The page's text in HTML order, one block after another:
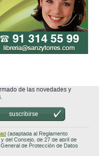
de las novedades y
.
suscribirse
(adaptada al Reglamento
del Consejo, de 27 de abril de
de Protección de Datos